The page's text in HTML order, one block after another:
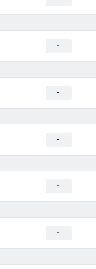
-
-
-
-
-